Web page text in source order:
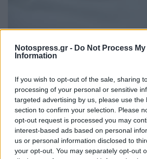
Notospress.gr - Do Not Process My
Information
If you wish to opt-out of the sale, sharing
processing of your personal or sensitive
targeted advertising by us, please use the
section to confirm your selection. Please
opt-out request is processed you may
interest-based ads based on personal
us or personal information disclosed to
your opt-out. You may separately opt-out
Θλίψη στην Πάτρα: Πέθανε
«Άγιος Ανδρέας» βρέφος μόλις